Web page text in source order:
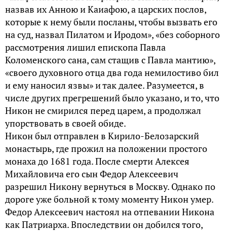
назвав их Анною и Каиафою, а царских послов,
которые к нему были посланы, чтобы вызвать его
на суд, назвал Пилатом и Иродом», «без соборного
рассмотрения лишил епископа Павла
Коломенского сана, сам стащив с Павла мантию»,
«своего духовного отца два года немилостиво бил
и ему наносил язвы» и так далее. Разумеется, в
числе других прегрешений было указано, и то, что
Никон не смирился перед царем, а продолжал
упорствовать в своей обиде.
Никон был отправлен в Кирило-Белозарский
монастырь, где прожил на положении простого
монаха до 1681 года. После смерти Алексея
Михайловича его сын Федор Алексеевич
разрешил Никону вернуться в Москву. Однако по
дороге уже больной к тому моменту Никон умер.
Федор Алексеевич настоял на отпевании Никона
как Патриарха. Впоследствии он добился того,